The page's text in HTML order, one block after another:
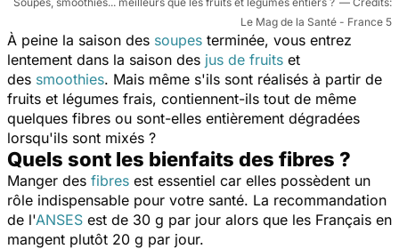
Le Mag de la Santé - France 5
À peine la saison des soupes terminée, vous entrez
lentement dans la saison des jus de fruits et
des smoothies. Mais même s'ils sont réalisés à partir de
fruits et légumes frais, contiennent-ils tout de même
quelques fibres ou sont-elles entièrement dégradées
lorsqu'ils sont mixés ?
Quels sont les bienfaits des fibres ?
Manger des fibres est essentiel car elles possèdent un
rôle indispensable pour votre santé. La recommandation
de l'ANSES est de 30 g par jour alors que les Français en
mangent plutôt 20 g par jour.